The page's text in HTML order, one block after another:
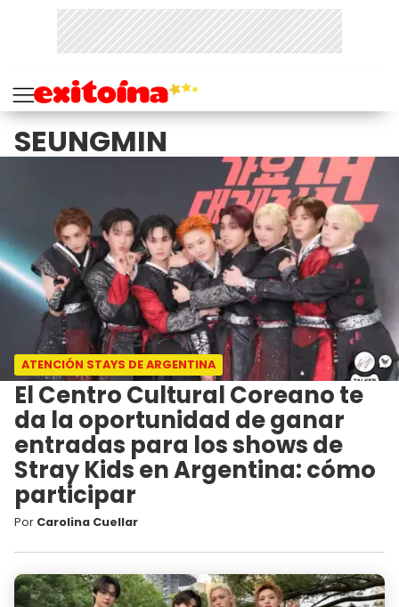
SEUNGMIN
ATENCIÓN STAYS DE ARGENTINA
El Centro Cultural Coreano te
da la oportunidad de ganar
entradas para los shows de
Stray Kids en Argentina: cómo
participar
Por Carolina Cuellar